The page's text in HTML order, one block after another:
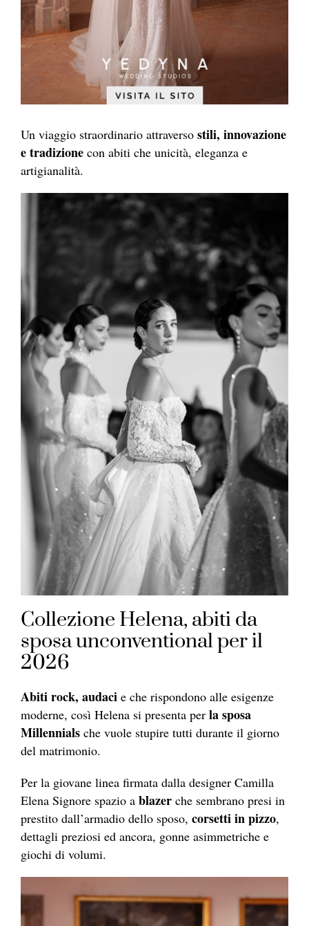
Un viaggio straordinario attraverso stili, innovazione
e tradizione con abiti che unicità, eleganza e
artigianalità.
Collezione Helena, abiti da
sposa unconventional per il
2026
Abiti rock, audaci e che rispondono alle esigenze
moderne, così Helena si presenta per la sposa
Millennials che vuole stupire tutti durante il giorno
del matrimonio.
Per la giovane linea firmata dalla designer Camilla
Elena Signore spazio a blazer che sembrano presi in
prestito dall’armadio dello sposo, corsetti in pizzo,
dettagli preziosi ed ancora, gonne asimmetriche e
giochi di volumi.